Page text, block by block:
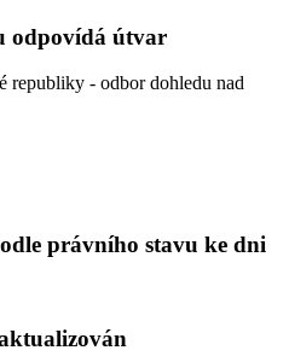
odpovídá útvar
republiky - odbor dohledu nad
právního stavu ke dni